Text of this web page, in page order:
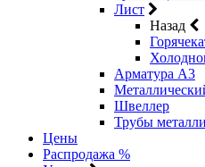
Лист
Назад
Арматура А3
Швеллер
Трубы
Цены
Распродажа %